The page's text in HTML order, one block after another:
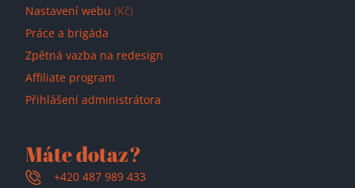
Nastavení webu (Kč)
Práce a brigáda
Zpětná vazba na redesign
Affiliate program
Přihlášení administrátora
Máte dotaz?
+420 487 989 433